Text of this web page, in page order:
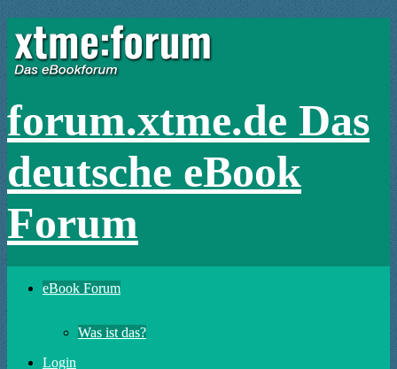
forum.xtme.de Das
deutsche eBook
Forum
eBook Forum
Was ist das?
Login